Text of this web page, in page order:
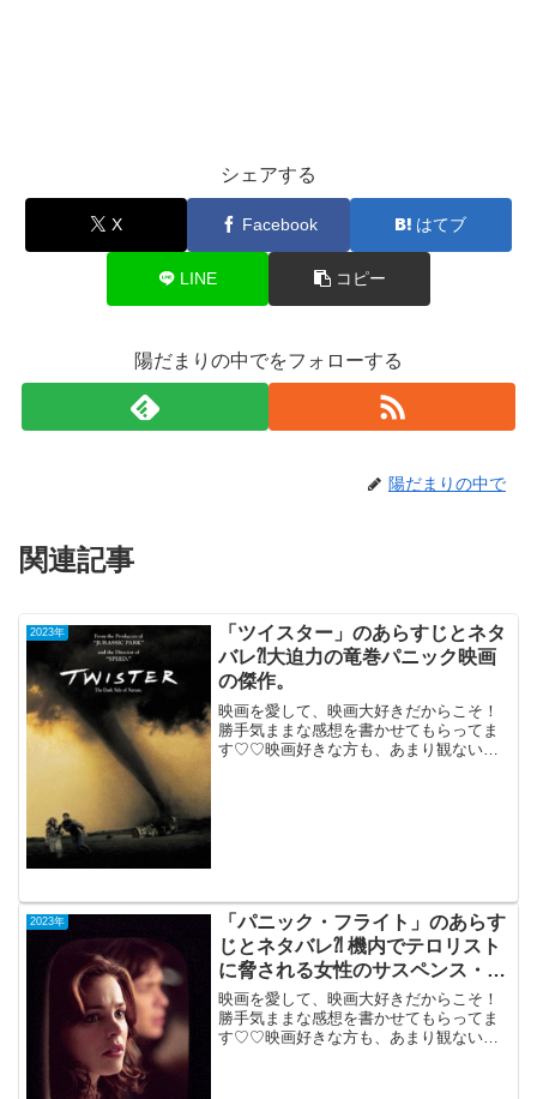
シェアする
X Facebook はてブ
LINE コピー
陽だまりの中でをフォローする
陽だまりの中で
関連記事
2023年
「ツイスター」のあらすじとネタ
バレ⁈大迫力の竜巻パニック映画
の傑作。
映画を愛して、映画大好きだからこそ！
勝手気ままな感想を書かせてもらってま
す♡♡映画好きな方も、あまり観ない方
2023年
「パニック・フライト」のあらす
じとネタバレ⁈ 機内でテロリスト
に脅される女性のサスペンス・ス
リラー。
映画を愛して、映画大好きだからこそ！
勝手気ままな感想を書かせてもらってま
す♡♡映画好きな方も、あまり観ない方